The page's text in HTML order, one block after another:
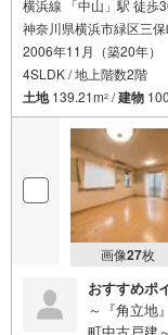
横浜線 「中山」駅 徒歩
神奈川県横浜市緑区三
2006年11月（築20年）
4SLDK / 地上階数2階
土地139.21m2 /建物
画像27枚
おすすめポ
～『角立地